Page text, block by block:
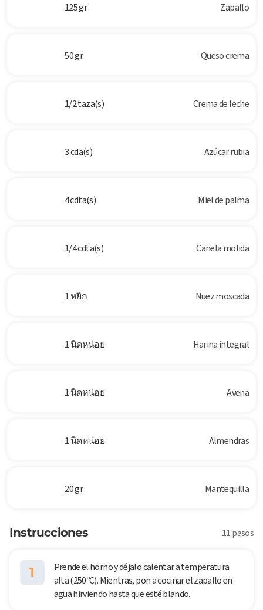
125 gr Zapallo
50 gr Queso crema
1/2 taza(s) Crema de leche
3 cda(s) Azúcar rubia
4 cdta(s) Miel de palma
1/4 cdta(s) Canela molida
1 หยิก Nuez moscada
1 นิดหน่อย Harina integral
1 นิดหน่อย Avena
1 นิดหน่อย Almendras
20 gr Mantequilla
Instrucciones 11 pasos
1
Prende el horno y déjalo calentar a temperatura
alta (250ºC). Mientras, pon a cocinar el zapallo en
agua hirviendo hasta que esté blando.